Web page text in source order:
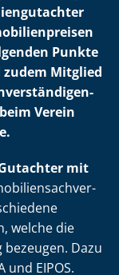
Punkte
zudem Mitglied
Verein
mit
welche die
Dazu
und EIPOS.